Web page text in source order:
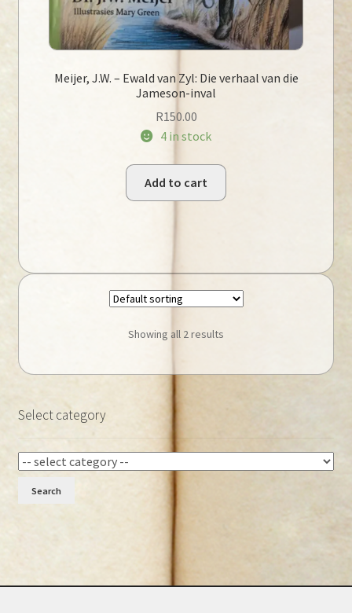
Meijer, J.W. – Ewald van Zyl: Die verhaal van die
Jameson-inval
R150.00
4 in stock
Add to cart
Showing all 2 results
Select category
Search